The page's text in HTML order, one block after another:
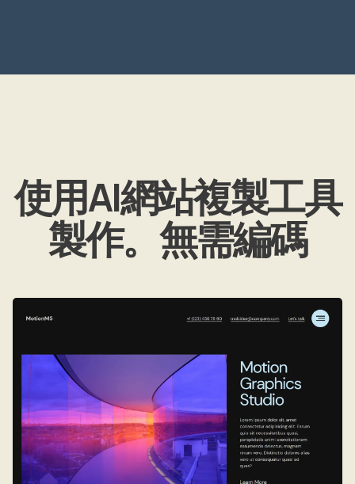
使用AI網站複製工具
製作。無需編碼